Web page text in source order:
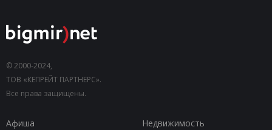
© 2000-2024,
ТОВ «КЕПРЕЙТ ПАРТНЕРС».
Все права защищены.
Афиша
Недвижимость